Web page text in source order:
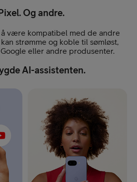
Og andre.
være kompatibel med de andre
strømme og koble til sømløst,
eller andre produsenter.
AI-assistenten.